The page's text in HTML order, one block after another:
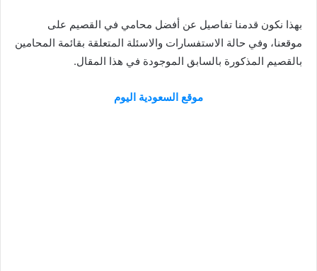
بهذا نكون قدمنا تفاصيل عن أفضل محامي في القصيم على
موقعنا، وفي حالة الاستفسارات والاسئلة المتعلقة بقائمة المحامين
بالقصيم المذكورة بالسابق الموجودة في هذا المقال.
موقع السعودية اليوم